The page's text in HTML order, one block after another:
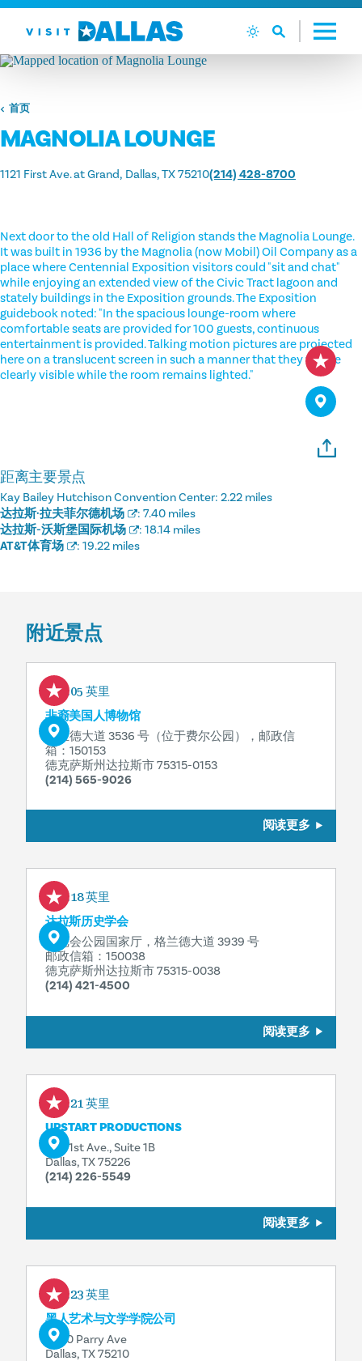
跳转到内容
首页
MAGNOLIA LOUNGE
1121 First Ave. at Grand Dallas, TX 75210(214) 428-8700
Next door to the old Hall of Religion stands the Magnolia Lounge.
It was built in 1936 by the Magnolia (now Mobil) Oil Company as a
place where Centennial Exposition visitors could "sit and chat"
while enjoying an extended view of the Civic Tract lagoon and
stately buildings in the Exposition grounds. The Exposition
guidebook noted: "In the spacious lounge-room where
comfortable seats are provided for 100 guests, continuous
entertainment is provided. Talking motion pictures are projected
here on a translucent screen in such a manner that they will be
clearly visible while the room remains lighted."
距离主要景点
Kay Bailey Hutchison Convention Center: 2.22 miles
达拉斯·拉夫菲尔德机场
: 7.40 miles
达拉斯-沃斯堡国际机场
: 18.14 miles
AT&T体育场
: 19.22 miles
附近景点
0.05 英里
非裔美国人博物馆
格兰德大道 3536 号（位于费尔公园），邮政信
箱：150153
德克萨斯州达拉斯市 75315-0153
(214) 565-9026
阅读更多
0.18 英里
达拉斯历史学会
博览会公园国家厅，格兰德大道 3939 号
邮政信箱：150038
德克萨斯州达拉斯市 75315-0038
(214) 421-4500
阅读更多
0.21 英里
UPSTART PRODUCTIONS
842 1st Ave., Suite 1B
Dallas, TX 75226
(214) 226-5549
阅读更多
0.23 英里
黑人艺术与文学学院公司
3800 Parry Ave
Dallas, TX 75210